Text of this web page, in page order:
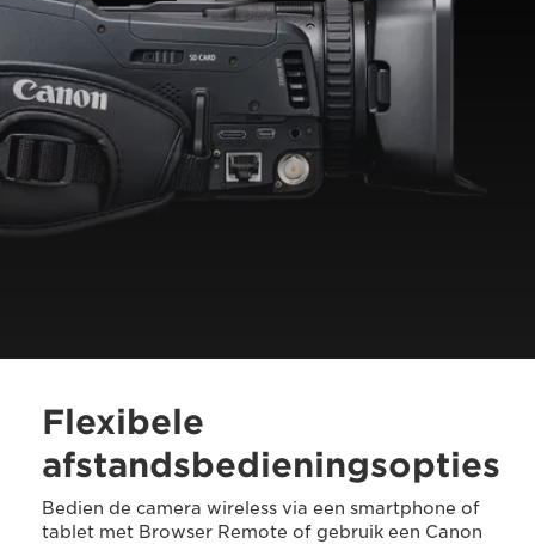
Flexibele
afstandsbedieningsopties
Bedien de camera wireless via een smartphone of
tablet met Browser Remote of gebruik een Canon